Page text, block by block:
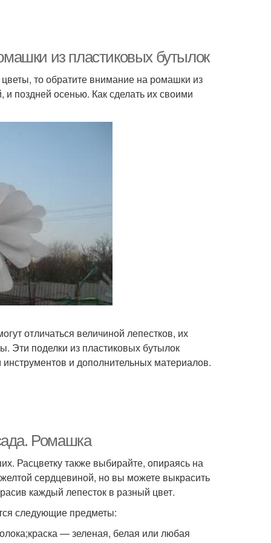
из пластиковых бутылок
то обратите внимание на ромашки из
и поздней осенью. Как сделать их своими
отличаться величиной лепестков, их
Эти поделки из пластиковых бутылок
и дополнительных материалов.
Ромашка
Расцветку также выбирайте, опираясь на
сердцевиной, но вы можете выкрасить
каждый лепесток в разный цвет.
следующие предметы:
— зеленая, белая или любая